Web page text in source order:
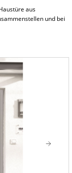
aus
und bei